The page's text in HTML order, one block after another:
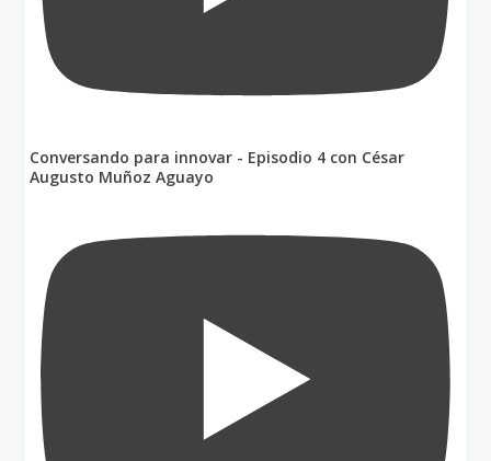
Conversando para innovar - Episodio 4 con César
Augusto Muñoz Aguayo